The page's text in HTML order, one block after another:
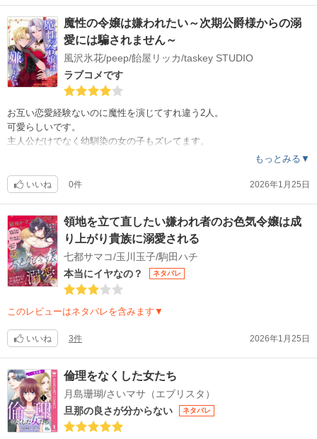
魔性の令嬢は嫌われたい～次期公爵様からの溺
愛には騙されません～
風沢氷花/peep/飴屋リッカ/taskey STUDIO
ラブコメです
お互い恋愛経験ないのに魔性を演じてすれ違う2人。
可愛らしいです。
主人公だけでなく幼馴染の女の子もズレてます。
もっとみる▼
いいね 0件 2026年1月25日
領地を立て直したい嫌われ者のお色気令嬢は成
り上がり貴族に溺愛される
七都サマコ/玉川玉子/駒田ハチ
本当にイヤなの？
ネタバレ
このレビューはネタバレを含みます▼
いいね 3件 2026年1月25日
倫理をなくした女たち
月島珊瑚/さいマサ（エブリスタ）
旦那の良さが分からない
ネタバレ